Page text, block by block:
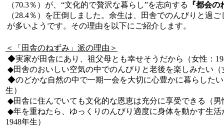
（70.3％）が、“文化的で贅沢な暮らし”を志向する
『都会
（28.4％）を圧倒しました。余生は、田舎でのんびりと過
が多いようです。その理由を以下にご紹介します。
＜「田舎のねずみ」派の理由＞
◆実家が田舎にあり、祖父母とも幸せそうだから（女性：
◆田舎のおいしい空気の中でのんびりと老後を楽しみたい（
◆のどかな自然の中で一期一会を大切に心豊かに暮らしたい
生）
◆田舎に住んでいても文化的な恩恵は充分に享受できる（男
◆年を重ねたら、ゆっくりのんびり適度に身体を動かす生活
1948年生）